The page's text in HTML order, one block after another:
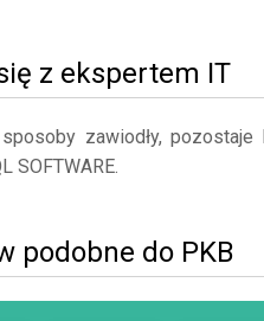
z ekspertem IT
zawiodły,
SOFTWARE.
podobne do PKB